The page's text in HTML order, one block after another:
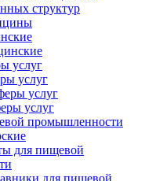
структур
услуг
услуг
услуг
услуг
промышленности
для пищевой
для пищевой